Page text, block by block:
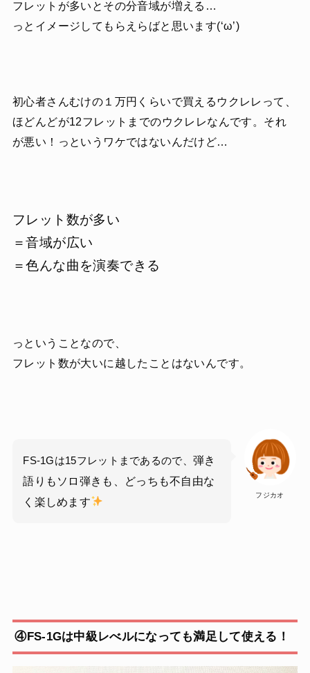
フレットが多いとその分音域が増える…
っとイメージしてもらえらばと思います(‘ω’)
初心者さんむけの１万円くらいで買えるウクレレって、
ほどんどが12フレットまでのウクレレなんです。それ
が悪い！っというワケではないんだけど…
フレット数が多い
＝音域が広い
＝色んな曲を演奏できる
っということなので、
フレット数が大いに越したことはないんです。
フジカオ
FS-1Gは15フレットまであるので、 弾き
語りもソロ弾きも、どっちも不自由な
く楽しめます
④FS-1Gは中級レべルになっても満足して使える！